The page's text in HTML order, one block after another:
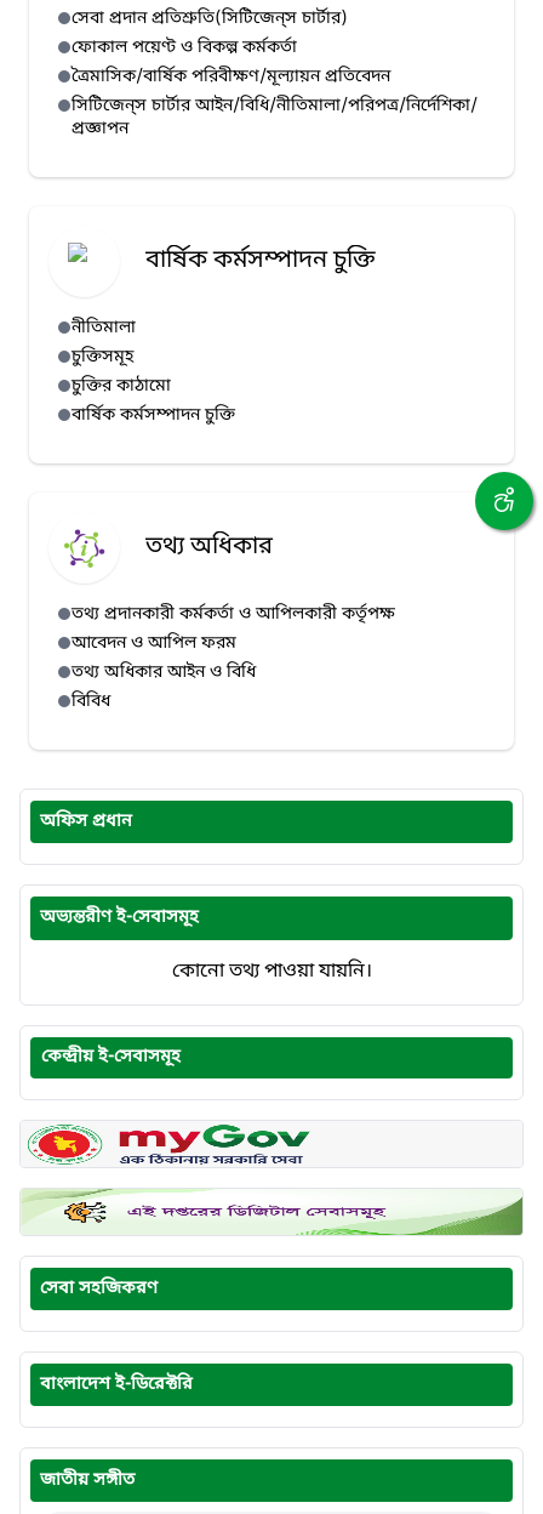
সেবা প্রদান প্রতিশ্রুতি(সিটিজেন্‌স চার্টার)
ফোকাল পয়েণ্ট ও বিকল্প কর্মকর্তা
ত্রৈমাসিক/বার্ষিক পরিবীক্ষণ/মূল্যায়ন প্রতিবেদন
সিটিজেন্‌স চার্টার আইন/বিধি/নীতিমালা/পরিপত্র/নির্দেশিকা/
প্রজ্ঞাপন
বার্ষিক কর্মসম্পাদন চুক্তি
নীতিমালা
চুক্তিসমূহ
চুক্তির কাঠামো
বার্ষিক কর্মসম্পাদন চুক্তি
তথ্য অধিকার
তথ্য প্রদানকারী কর্মকর্তা ও আপিলকারী কর্তৃপক্ষ
আবেদন ও আপিল ফরম
তথ্য অধিকার আইন ও বিধি
বিবিধ
অফিস প্রধান
অভ্যন্তরীণ ই-সেবাসমূহ
কোনো তথ্য পাওয়া যায়নি।
কেন্দ্রীয় ই-সেবাসমূহ
সেবা সহজিকরণ
বাংলাদেশ ই-ডিরেক্টরি
জাতীয় সঙ্গীত